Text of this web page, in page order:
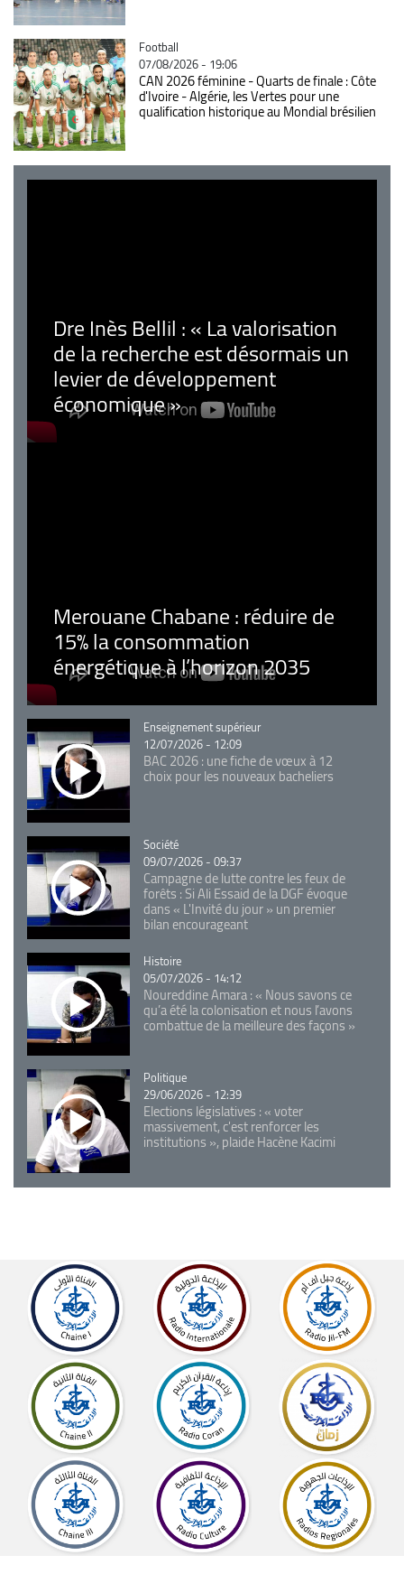
Catégorie
Football
07/08/2026 - 19:06
CAN 2026 féminine - Quarts de finale : Côte
d'Ivoire - Algérie, les Vertes pour une
qualification historique au Mondial brésilien
Dre Inès Bellil : « La valorisation
de la recherche est désormais un
levier de développement
économique »
Merouane Chabane : réduire de
15% la consommation
énergétique à l’horizon 2035
Catégorie
Enseignement supérieur
12/07/2026 - 12:09
BAC 2026 : une fiche de vœux à 12
choix pour les nouveaux bacheliers
Catégorie
Société
09/07/2026 - 09:37
Campagne de lutte contre les feux de
forêts : Si Ali Essaid de la DGF évoque
dans « L'Invité du jour » un premier
bilan encourageant
Catégorie
Histoire
05/07/2026 - 14:12
Noureddine Amara : « Nous savons ce
qu’a été la colonisation et nous l’avons
combattue de la meilleure des façons »
Catégorie
Politique
29/06/2026 - 12:39
Elections législatives : « voter
massivement, c'est renforcer les
institutions », plaide Hacène Kacimi